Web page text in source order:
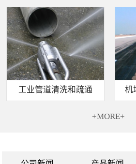
工业管道清洗和疏通
+MORE+